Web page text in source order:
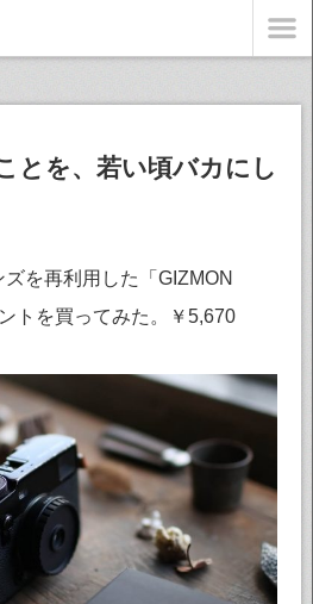
とを、若い頃バカにし
ズを再利用した「GIZMON
トを買ってみた。￥5,670